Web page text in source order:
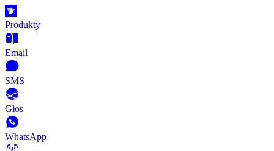
Produkty
Email
SMS
Głos
WhatsApp